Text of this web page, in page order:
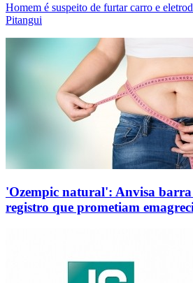
Homem é suspeito de furtar carro e
Pitangui
'Ozempic natural': Anvisa barra
registro que prometiam